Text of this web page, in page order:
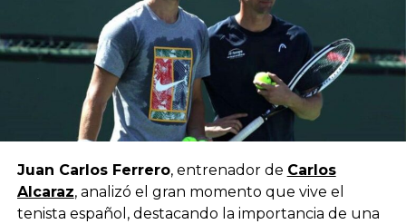
Juan Carlos Ferrero, entrenador de Carlos
Alcaraz, analizó el gran momento que vive el
tenista español, destacando la importancia de una